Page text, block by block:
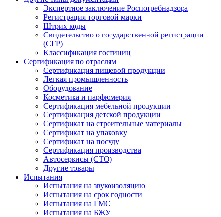
Экспертное заключение Роспотребнадзора
Регистрация торговой марки
Штрих коды
Свидетельство о государственной регистрации
(СГР)
Классификация гостиниц
Сертификация по отраслям
Сертификация пищевой продукции
Легкая промышленность
Оборудование
Косметика и парфюмерия
Сертификация мебельной продукции
Сертификация детской продукции
Сертификат на строительные материалы
Сертификат на упаковку
Сертификат на посуду
Сертификация производства
Автосервисы (СТО)
Другие товары
Испытания
Испытания на звукоизоляцию
Испытания на срок годности
Испытания на ГМО
Испытания на БЖУ